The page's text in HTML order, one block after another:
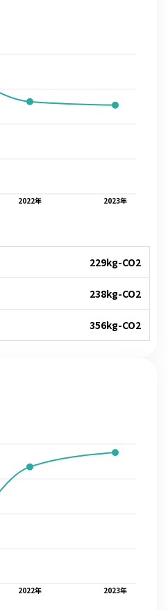
2022年 2023年
229kg-CO2
238kg-CO2
356kg-CO2
2022年 2023年